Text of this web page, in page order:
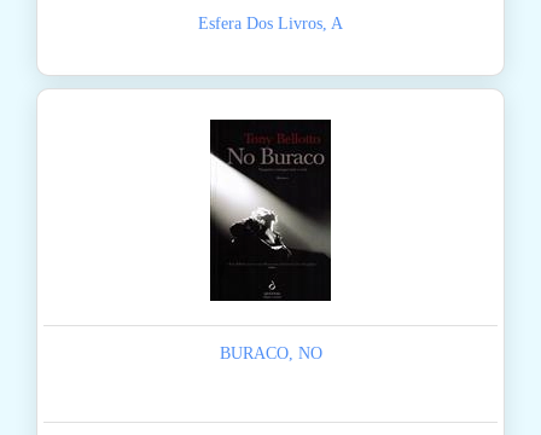
Esfera Dos Livros, A
BURACO, NO